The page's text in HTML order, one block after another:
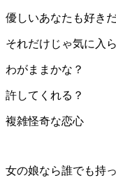
優しいあなたも好き
それだけじゃ気に入
わがままかな？
許してくれる？
複雑怪奇な恋心
女の娘なら誰でも持